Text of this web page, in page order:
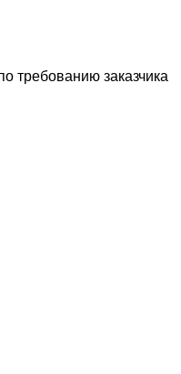
требованию заказчика